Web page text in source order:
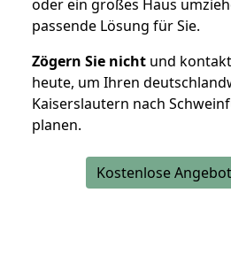
oder ein großes Haus
passende Lösung für Sie.
Zögern Sie nicht und
heute, um Ihren
Kaiserslautern nach
planen.
Kostenlose